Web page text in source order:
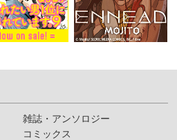
雑誌・アンソロジー
コミックス